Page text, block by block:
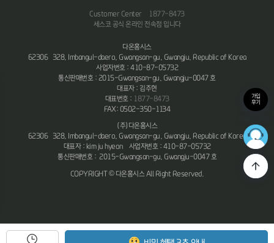
Customer Center
1877-8473
세스코 공식 온라인 전속점 입니다
다온홈시스
62306 328, Imbangul-daero, Gwangsan-gu, Gwangju, Republic of Korea
사업자번호 : 410-87-05732
통신판매번호 : 2015-Gwangsan-gu, Gwangju-0047 호
대표자 : 김주현
대표번호 : 1877-8473
FAX: 0502-350-1134
(주)다온홈시스
62306 328, Imbangul-daero, Gwangsan-gu, Gwangju, Republic of Korea
대표자 : kim ju hyeon 사업자번호 : 410-87-05732
통신판매번호 : 2015-Gwangsan-gu, Gwangju-0047 호
COPYRIGHT © 다온홈시스 All Right Reserved.
가입
후기
365
최적